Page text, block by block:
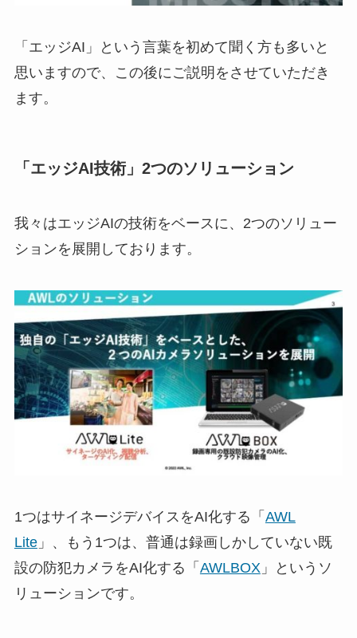
「エッジAI」という言葉を初めて聞く方も多いと
思いますので、この後にご説明をさせていただき
ます。
「エッジAI技術」2つのソリューション
我々はエッジAIの技術をベースに、2つのソリュー
ションを展開しております。
1つはサイネージデバイスをAI化する「 AWL
Lite」、もう1つは、普通は録画しかしていない既
設の防犯カメラをAI化する「 AWLBOX 」というソ
リューションです。